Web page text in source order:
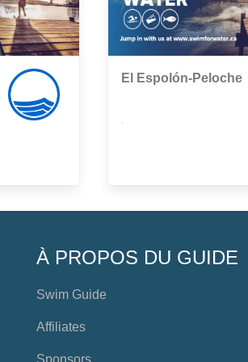
El Espolón-Peloche
À PROPOS DU GUIDE
Swim Guide
Affiliates
Sponsors